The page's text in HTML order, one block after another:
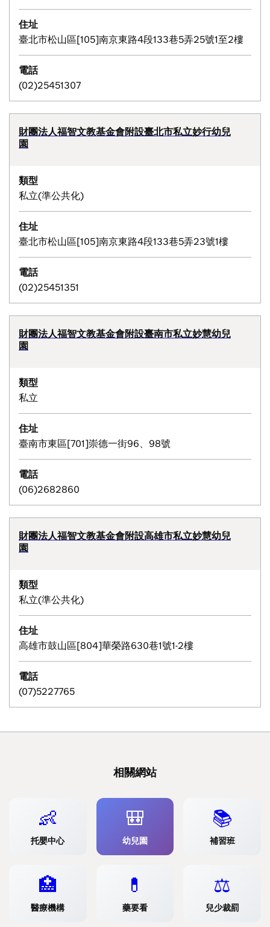
住址
臺北市松山區[105]南京東路4段133巷5弄25號1至2樓
電話
(02)25451307
財團法人福智文教基金會附設臺北市私立妙行幼兒
園
類型
私立(準公共化)
住址
臺北市松山區[105]南京東路4段133巷5弄23號1樓
電話
(02)25451351
財團法人福智文教基金會附設臺南市私立妙慧幼兒
園
類型
私立
住址
臺南市東區[701]崇德一街96、98號
電話
(06)2682860
財團法人福智文教基金會附設高雄市私立妙慧幼兒
園
類型
私立(準公共化)
住址
高雄市鼓山區[804]華榮路630巷1號1-2樓
電話
(07)5227765
相關網站
👶
托嬰中心
🎒
幼兒園
📚
補習班
🏥
醫療機構
💊
藥要看
⚖️
兒少裁罰